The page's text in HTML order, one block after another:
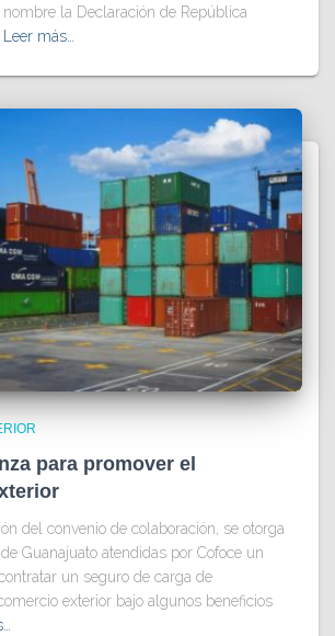
la Declaración de República
Leer más…
para promover el
del convenio de colaboración, se otorga
Guanajuato atendidas por Cofoce un
un seguro de carga de
exterior bajo algunos beneficios